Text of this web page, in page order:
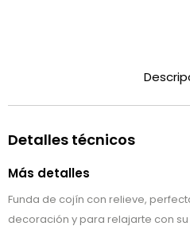
Detalles técnicos
Más detalles
Funda de cojín con relieve,
decoración y para relajarte con